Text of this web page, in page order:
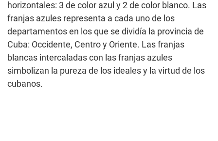
horizontales: 3 de color azul y 2 de color blanco. Las
franjas azules representa a cada uno de los
departamentos en los que se dividía la provincia de
Cuba: Occidente, Centro y Oriente. Las franjas
blancas intercaladas con las franjas azules
simbolizan la pureza de los ideales y la virtud de los
cubanos.